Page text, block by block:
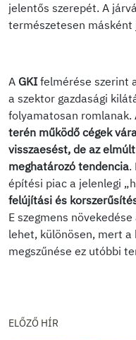
jelentős szerepét. A
természetesen másként
A GKI felmérése szerint
a szektor gazdasági
folyamatosan romlanak.
terén működő cégek
visszaesést, de az
meghatározó tendencia.
építési piac a jelenlegi
felújítási és
E szegmens
lehet, különösen, mert a
megszűnése ez utóbbi
ELŐZŐ HÍR